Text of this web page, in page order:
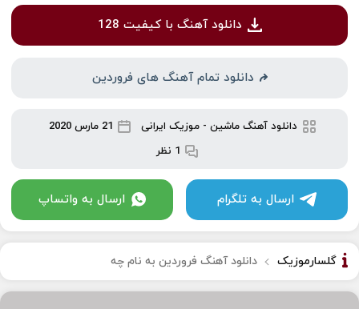
دانلود آهنگ با کیفیت 128
دانلود تمام آهنگ های فروردین
دانلود آهنگ ماشین- موزیک ایرانی
21 مارس 2020
1 نظر
ارسال به تلگرام ارسال به واتساپ
گلسارموزیک دانلود آهنگ فروردین به نام چه